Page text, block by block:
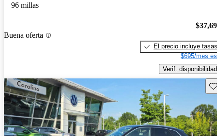
96 millas
Buena oferta
El precio incluye tasas
$695/mes
Verif. disponibilidad